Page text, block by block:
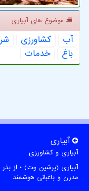
موضوع های آبیاری
آب كشاورزی
باغ
خدمات
آبیاری
آبیاری و کشاورزی
آبیاری (پرشین وت) ؛ از
مدرن و باغبانی هوشمند